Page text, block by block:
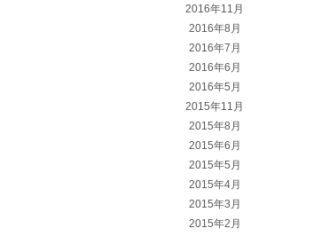
2016年11月
2016年8月
2016年7月
2016年6月
2016年5月
2015年11月
2015年8月
2015年6月
2015年5月
2015年4月
2015年3月
2015年2月